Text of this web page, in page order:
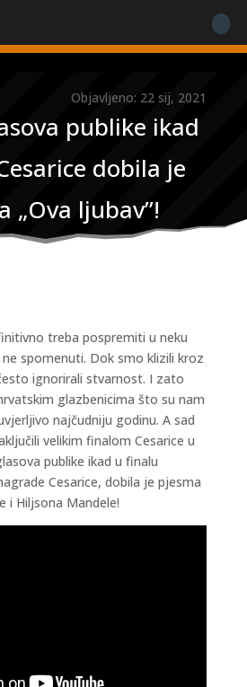
Objavljeno: 22 sij, 2021
publike ikad
dobila je
„Ova ljubav”!
treba pospremiti u neku
spomenuti. Dok smo klizili kroz
ignorirali stvarnost. I zato
glazbenicima što su nam
najčudniju godinu. A sad
velikim finalom Cesarice u
publike ikad u finalu
Cesarice, dobila je pjesma
i Hiljsona Mandele!